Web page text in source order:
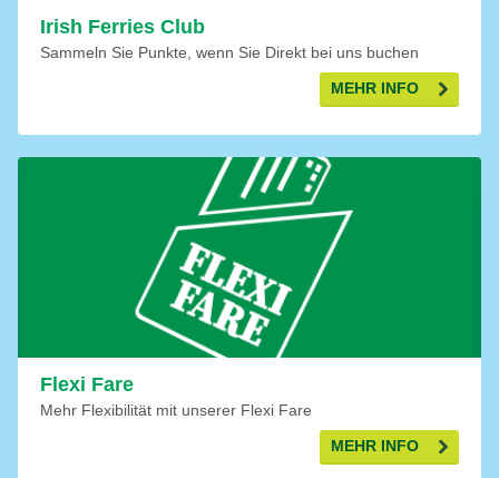
Irish Ferries Club
Sammeln Sie Punkte, wenn Sie Direkt bei uns buchen
MEHR INFO
Flexi Fare
Mehr Flexibilität mit unserer Flexi Fare
MEHR INFO